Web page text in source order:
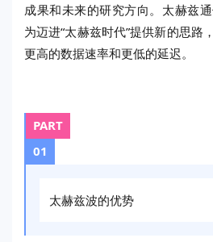
成果和未来的研究方向。太赫兹
为迈进“太赫兹时代”提供新的思路
更高的数据速率和更低的延迟。
PART
01
太赫兹波的优势